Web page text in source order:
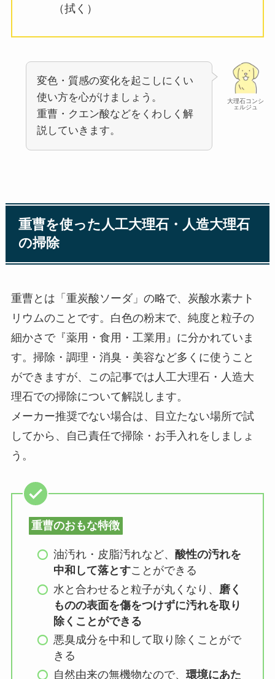
（拭く）
大理石コンシ
ェルジュ
変色・質感の変化を起こしにくい
使い方を心がけましょう。
重曹・クエン酸などをくわしく解
説していきます。
重曹を使った人工大理石・人造大理石
の掃除
重曹とは「重炭酸ソーダ」の略で、炭酸水素ナト
リウムのことです。白色の粉末で、純度と粒子の
細かさで『薬用・食用・工業用』に分かれていま
す。掃除・調理・消臭・美容など多くに使うこと
ができますが、この記事では人工大理石・人造大
理石での掃除について解説します。
メーカー推奨でない場合は、目立たない場所で試
してから、自己責任で掃除・お手入れをしましょ
う。
重曹のおもな特徴
油汚れ・皮脂汚れなど、酸性の汚れを
中和して落とすことができる
水と合わせると粒子が丸くなり、 磨く
ものの表面を傷をつけずに汚れを取り
除くことができる
悪臭成分を中和して取り除くことがで
きる
自然由来の無機物なので、環境にあた